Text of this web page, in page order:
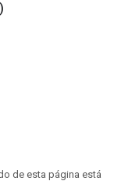
de esta página está